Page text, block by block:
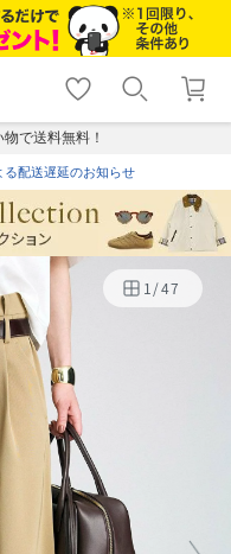
shopping_cart lock_outline
ログイン
で送料無料！
配送遅延のお知らせ
1/47